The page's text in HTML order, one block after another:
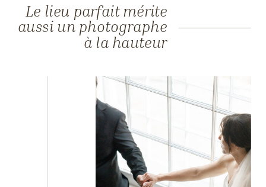
Le lieu parfait mérite
aussi un photographe
à la hauteur